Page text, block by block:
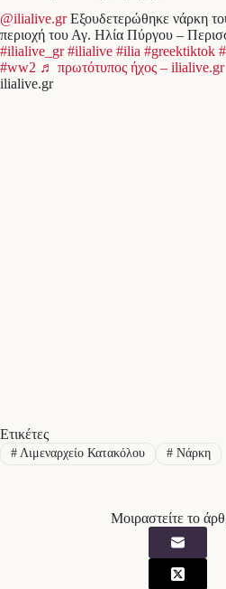
@ilialive.grΕξουδετερώθηκε νάρκη
περιοχή του Αγ. Ηλία Πύργου –
#ilialive_gr #ilialive #ilia #greektiktok
#ww2 ♬ πρωτότυπος ήχος – ilialive.gr
ilialive.gr
Ετικέτες
#Λιμεναρχείο Κατακόλου #Νάρκη
Μοιραστείτε το